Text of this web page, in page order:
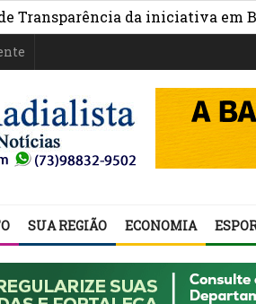
da iniciativa em Brasília
SUA REGIÃO ECONOMIA